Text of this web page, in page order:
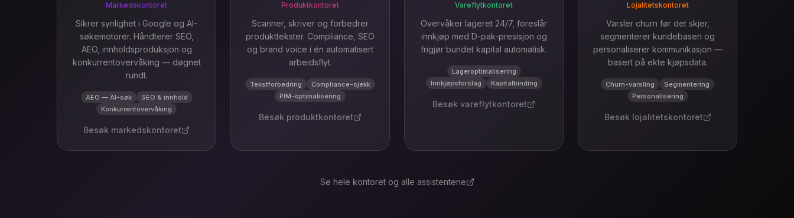
Markedskontoret
Sikrer synlighet i Google og AI-
søkemotorer. Håndterer SEO,
AEO, innholdsproduksjon og
konkurrentovervåking — døgnet
rundt.
AEO — AI-søk
SEO & innhold
Konkurrentovervåking
Besøk markedskontoret
Produktkontoret
Scanner, skriver og forbedrer
produkttekster. Compliance, SEO
og brand voice i én automatisert
arbeidsflyt.
Tekstforbedring
Compliance-sjekk
PIM-optimalisering
Besøk produktkontoret
Vareflytkontoret
Overvåker lageret 24/7, foreslår
innkjøp med D-pak-presisjon og
frigjør bundet kapital automatisk.
Lageroptimalisering
Innkjøpsforslag
Kapitalbinding
Besøk vareflytkontoret
Lojalitetskontoret
Varsler churn før det skjer,
segmenterer kundebasen og
personaliserer kommunikasjon —
basert på ekte kjøpsdata.
Churn-varsling
Segmentering
Personalisering
Besøk lojalitetskontoret
Se hele kontoret og alle assistentene